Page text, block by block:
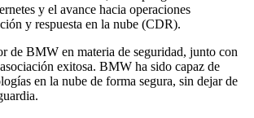
y el avance hacia operaciones
y respuesta en la nube (CDR).
de BMW en materia de seguridad, junto con
exitosa. BMW ha sido capaz de
en la nube de forma segura, sin dejar de